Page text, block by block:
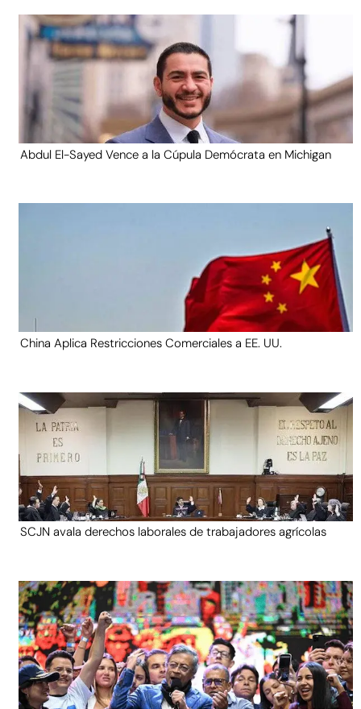
Abdul El-Sayed Vence a la Cúpula Demócrata en Michigan
China Aplica Restricciones Comerciales a EE. UU.
SCJN avala derechos laborales de trabajadores agrícolas